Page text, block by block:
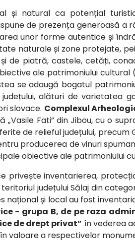
și natural ca potențial
de prezența generoasă a
unor forme autentice și
naturale și zone protejate,
de piatră, castele, cetăți,
ale patrimoniului
se adaugă bogatul
alături de varietatea
slovace. Complexul
Fati” din Jibou, cu o
de relieful județului,
producerea de vinuri
obiective ale patrimoniului
privește inventarierea,
județului Sălaj din
național și local au fost
- grupa B, de pe raza
de drept privat” în vederea
valoare a respectivelor